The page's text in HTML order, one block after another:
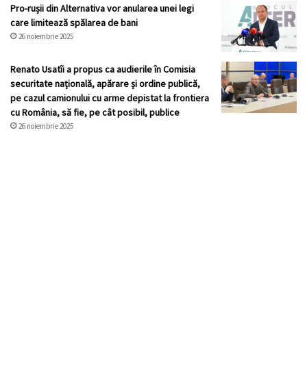
Pro-rușii din Alternativa vor anularea unei legi
care limitează spălarea de bani
26 noiembrie 2025
Renato Usatîi a propus ca audierile în Comisia
securitate națională, apărare și ordine publică,
pe cazul camionului cu arme depistat la frontiera
cu România, să fie, pe cât posibil, publice
26 noiembrie 2025